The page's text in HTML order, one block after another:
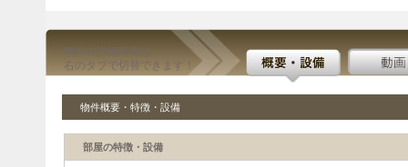
物件の詳細情報は
右のタブで切替できます！
物件概要・特徴・設備
部屋の特徴・設備